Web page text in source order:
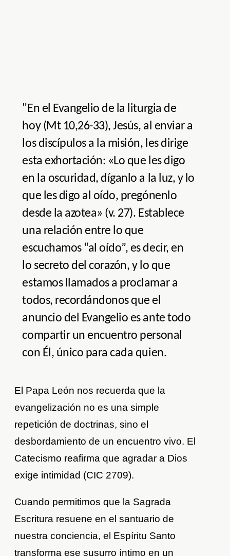
"En el Evangelio de la liturgia de
hoy (Mt 10,26-33), Jesús, al enviar a
los discípulos a la misión, les dirige
esta exhortación: «Lo que les digo
en la oscuridad, díganlo a la luz, y lo
que les digo al oído, pregónenlo
desde la azotea» (v. 27). Establece
una relación entre lo que
escuchamos “al oído”, es decir, en
lo secreto del corazón, y lo que
estamos llamados a proclamar a
todos, recordándonos que el
anuncio del Evangelio es ante todo
compartir un encuentro personal
con Él, único para cada quien.
El Papa León nos recuerda que la
evangelización no es una simple
repetición de doctrinas, sino el
desbordamiento de un encuentro vivo. El
Catecismo reafirma que agradar a Dios
exige intimidad (CIC 2709).
Cuando permitimos que la Sagrada
Escritura resuene en el santuario de
nuestra conciencia, el Espíritu Santo
transforma ese susurro íntimo en un